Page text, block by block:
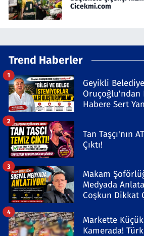
Cicekmi.com
Trend Haberler
Geyikli
Oruçoğlu'ndan
Habere Sert
1
Tan Taşçı'nın
Çıktı!
2
Makam
Medyada
Coşkun Dikkat
3
Markette
Kamerada!
4